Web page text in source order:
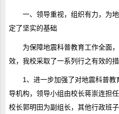
一、领导重视，组织有力，为
定了坚实的基础
为保障地震科普教育工作全面
效，我校采取了一系列行之有效的措
1、进一步加强了对地震科普
导机构，领导小组由校长蒋崇连担
校长郭明田为副组长，其他行政班